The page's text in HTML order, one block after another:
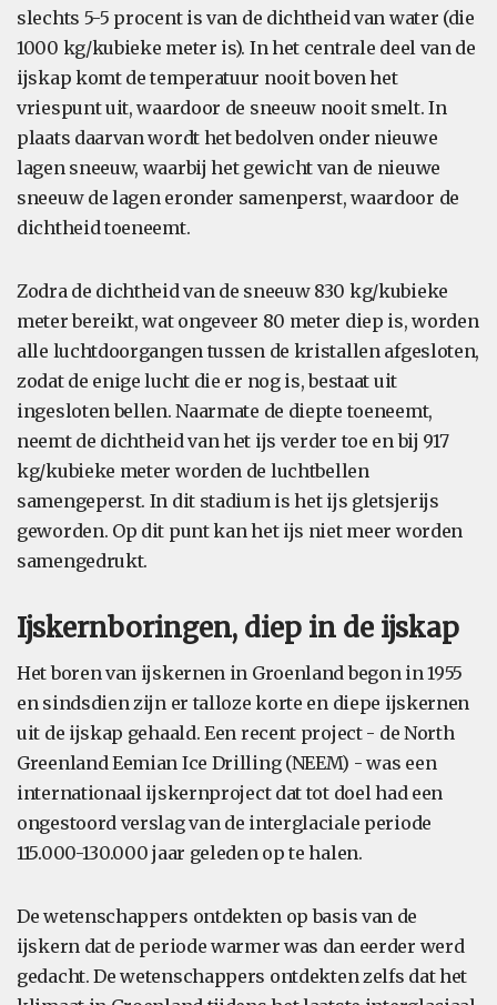
slechts 5-5 procent is van de dichtheid van water (die
1000 kg/kubieke meter is). In het centrale deel van de
ijskap komt de temperatuur nooit boven het
vriespunt uit, waardoor de sneeuw nooit smelt. In
plaats daarvan wordt het bedolven onder nieuwe
lagen sneeuw, waarbij het gewicht van de nieuwe
sneeuw de lagen eronder samenperst, waardoor de
dichtheid toeneemt.
Zodra de dichtheid van de sneeuw 830 kg/kubieke
meter bereikt, wat ongeveer 80 meter diep is, worden
alle luchtdoorgangen tussen de kristallen afgesloten,
zodat de enige lucht die er nog is, bestaat uit
ingesloten bellen. Naarmate de diepte toeneemt,
neemt de dichtheid van het ijs verder toe en bij 917
kg/kubieke meter worden de luchtbellen
samengeperst. In dit stadium is het ijs gletsjerijs
geworden. Op dit punt kan het ijs niet meer worden
samengedrukt.
Ijskernboringen, diep in de ijskap
Het boren van ijskernen in Groenland begon in 1955
en sindsdien zijn er talloze korte en diepe ijskernen
uit de ijskap gehaald. Een recent project - de North
Greenland Eemian Ice Drilling (NEEM) - was een
internationaal ijskernproject dat tot doel had een
ongestoord verslag van de interglaciale periode
115.000-130.000 jaar geleden op te halen.
De wetenschappers ontdekten op basis van de
ijskern dat de periode warmer was dan eerder werd
gedacht. De wetenschappers ontdekten zelfs dat het